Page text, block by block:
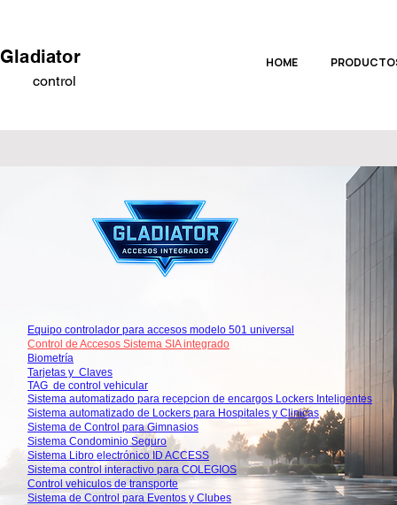
Gladiator
control
HOME
Tarjetas y Claves
Biometría
TAG de control vehicular
Control de Accesos Sistema SIA integrado
Equipo controlador para accesos modelo 501 universal
Sistema automatizado para recepcion de encargos Lockers Inteligentes
Sistema automatizado de Lockers para Hospitales y Clinicas
Sistema de Control para Gimnasios
Sistema Condominio Seguro
Sistema Libro electrónico ID ACCESS
Sistema control interactivo para COLEGIOS
Control vehiculos de transporte
Sistema de Control para Eventos y Clubes